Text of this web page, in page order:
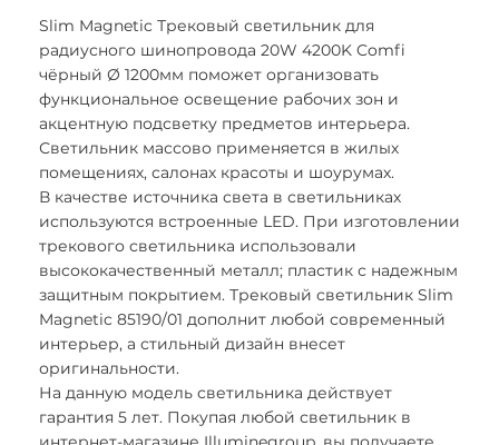
Slim Magnetic Трековый светильник для
радиусного шинопровода 20W 4200K Comfi
чёрный Ø 1200мм поможет организовать
функциональное освещение рабочих зон и
акцентную подсветку предметов интерьера.
Светильник массово применяется в жилых
помещениях, салонах красоты и шоурумах.
В качестве источника света в светильниках
используются встроенные LED. При изготовлении
трекового светильника использовали
высококачественный металл; пластик с надежным
защитным покрытием. Трековый светильник Slim
Magnetic 85190/01 дополнит любой современный
интерьер, а стильный дизайн внесет
оригинальности.
На данную модель светильника действует
гарантия 5 лет. Покупая любой светильник в